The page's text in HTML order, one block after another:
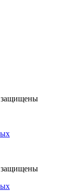
защищены
защищены